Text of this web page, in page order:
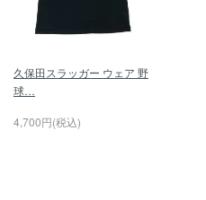
久保田スラッガー ウェア 野
球…
4,700円(税込)